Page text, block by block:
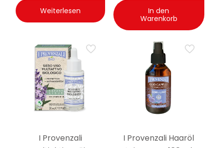
Weiterlesen
In den
Warenkorb
I Provenzali
I Provenzali Haaröl